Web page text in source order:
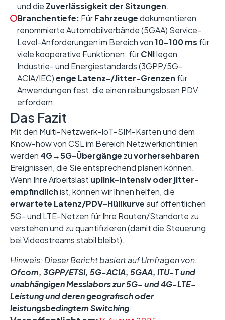
und die Zuverlässigkeit der Sitzungen.
Branchentiefe: FürFahrzeugedokumentieren
renommierte Automobilverbände (5GAA) Service-
Level-Anforderungen im Bereich von10–100 ms für
viele kooperative Funktionen; fürCNIlegen
Industrie- und Energiestandards (3GPP/5G-
ACIA/IEC)enge Latenz-/Jitter-Grenzen für
Anwendungen fest, die einen reibungslosen PDV
erfordern.
Das Fazit
Mit den Multi-Netzwerk-IoT-SIM-Karten und dem
Know-how von CSL im Bereich Netzwerkrichtlinien
werden 4G↔5G-Übergänge zuvorhersehbaren
Ereignissen, die Sie entsprechend planen können.
Wenn Ihre Arbeitslast uplink-intensiv oder jitter-
empfindlichist, können wir Ihnen helfen, die
erwartete Latenz/PDV-Hüllkurveauf öffentlichen
5G- und LTE-Netzen für Ihre Routen/Standorte zu
verstehen und zu quantifizieren (damit die Steuerung
bei Videostreams stabil bleibt).
Hinweis: Dieser Bericht basiert auf Umfragen von:
Ofcom, 3GPP/ETSI, 5G-ACIA, 5GAA, ITU-T und
unabhängigen Messlabors zur 5G- und 4G-LTE-
Leistung und deren geografisch oder
leistungsbedingtem Switching.